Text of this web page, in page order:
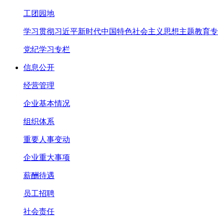
工团园地
学习贯彻习近平新时代中国特色社会主义思想主题教育
党纪学习专栏
信息公开
经营管理
企业基本情况
组织体系
重要人事变动
企业重大事项
薪酬待遇
员工招聘
社会责任